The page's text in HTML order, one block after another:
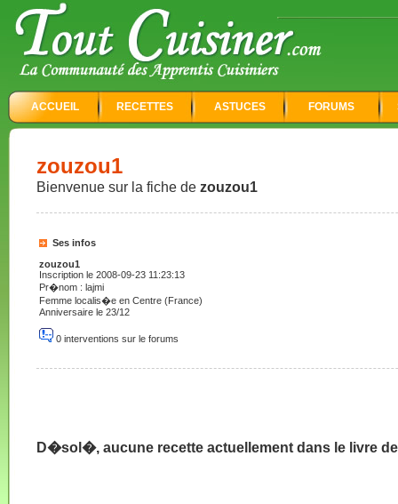
ACCUEIL RECETTES ASTUCES FORUMS
zouzou1
Bienvenue sur la fiche de zouzou1
Ses infos
zouzou1
Inscription le 2008-09-23 11:23:13
Pr�nom : lajmi
Femme localis�e en Centre (France)
Anniversaire le 23/12
0 interventions sur le forums
D�sol�, aucune recette actuellement dans le livre